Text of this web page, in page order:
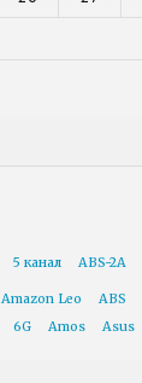
5 канал ABS-2A
Amazon Leo ABS
6G Amos Asus